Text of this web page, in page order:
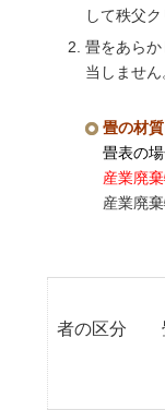
して秩父
畳をあらか
当しません
畳の材
畳表の場
産業廃
産業廃
搬
者の区分